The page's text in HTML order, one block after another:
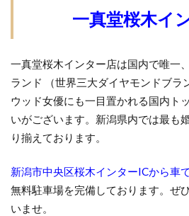
一真堂桜木イ
一真堂桜木インター店は国内で唯一
ランド （世界三大ダイヤモンドブラ
ウッド女優にも一目置かれる国内ト
いがございます。新潟県内では最も
り揃えております。
新潟市中央区桜木インターICから車
無料駐車場を完備しております。ぜ
いませ。